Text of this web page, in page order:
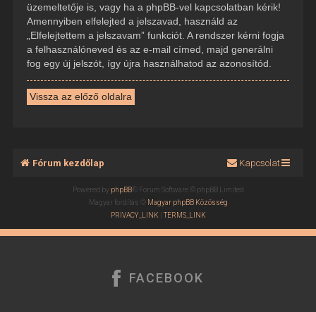
üzemeltetője is, vagy ha a phpBB-vel kapcsolatban kérik!
Amennyiben elfelejted a jelszavad, használd az
„Elfelejtettem a jelszavam” funkciót. A rendszer kérni fogja
a felhasználóneved és az e-mail címed, majd generálni
fog egy új jelszót, így újra használhatod az azonosítód.
Vissza az előző oldalra
Fórum kezdőlap Kapcsolat
Powered by phpBB® Forum Software © phpBB Limited
Magyar fordítás © Magyar phpBB Közösség
PRIVACY_LINK |TERMS_LINK
FACEBOOK